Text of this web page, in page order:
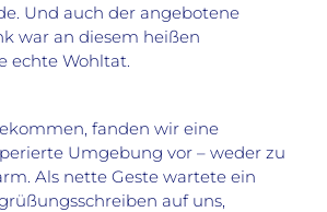
Und auch der angebotene
war an diesem heißen
echte Wohltat.
fanden wir eine
Umgebung vor – weder zu
Als nette Geste wartete ein
auf uns,